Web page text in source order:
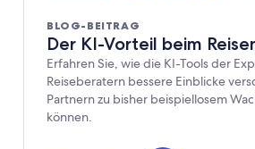
BLOG-BEITRAG
Der KI-Vorteil beim
Erfahren Sie, wie die KI-Tools der
Reiseberatern bessere Einblicke
Partnern zu bisher beispiellosem
können.